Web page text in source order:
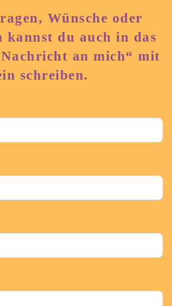
Wünsche oder
kannst du auch in das
an mich“ mit
schreiben.